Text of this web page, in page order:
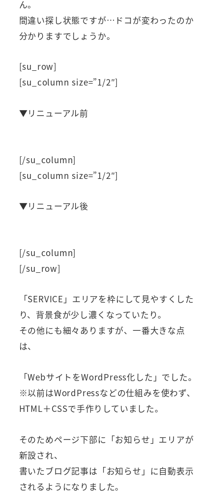
ん。
間違い探し状態ですが…ドコが変わったのか
分かりますでしょうか。
[su_row]
[su_column size=”1/2″]
▼リニューアル前
[/su_column]
[su_column size=”1/2″]
▼リニューアル後
[/su_column]
[/su_row]
「SERVICE」エリアを枠にして見やすくした
り、背景食が少し濃くなっていたり。
その他にも細々ありますが、一番大きな点
は、
「WebサイトをWordPress化した」でした。
※以前はWordPressなどの仕組みを使わず、
HTML＋CSSで手作りしていました。
そのためページ下部に「お知らせ」エリアが
新設され、
書いたブログ記事は「お知らせ」に自動表示
されるようになりました。